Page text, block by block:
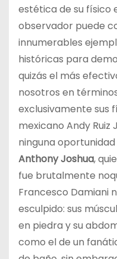
estética de su físico
observador puede
innumerables
históricas para
quizás el más
nosotros en
exclusivamente sus
mexicano Andy
ninguna
Anthony Joshua,
fue brutalmente
Francesco Damiani
esculpido: sus
en piedra y su
como el de un